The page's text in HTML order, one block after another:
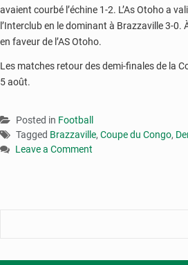
avaient courbé l’échine 1-2. L’As Otoho a
l’Interclub en le dominant à Brazzaville 3-0.
en faveur de l’AS Otoho.
Les matches retour des demi-finales de la
5 août.
Posted in Football
Tagged Brazzaville, Coupe du Congo,
Leave a Comment